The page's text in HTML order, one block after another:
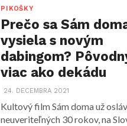
piatich rokoch opäť
PIKOŠKY
Prečo sa Sám
vysiela s novým
dabingom?
viac ako dekádu
24. DECEMBRA 2021
Kultový film Sám doma už
neuveriteľných 30 rokov, na